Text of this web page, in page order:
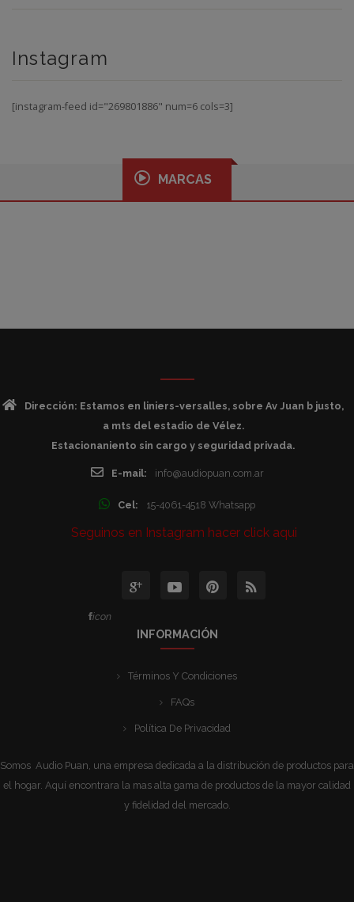
Instagram
[instagram-feed id="269801886" num=6 cols=3]
MARCAS
Dirección: Estamos en liniers-versalles, sobre Av Juan b justo,
a mts del estadio de Vélez.
Estacionaniento sin cargo y seguridad privada.
E-mail: info@audiopuan.com.ar
Cel: 15-4061-4518 Whatsapp
Seguinos en Instagram hacer click aqui
icon
INFORMACIÓN
Términos Y Condiciones
FAQs
Política De Privacidad
Somos Audio Puan, una empresa dedicada a la distribución de productos para
el hogar. Aquí encontrara la mas alta gama de productos de la mayor calidad
y fidelidad del mercado.